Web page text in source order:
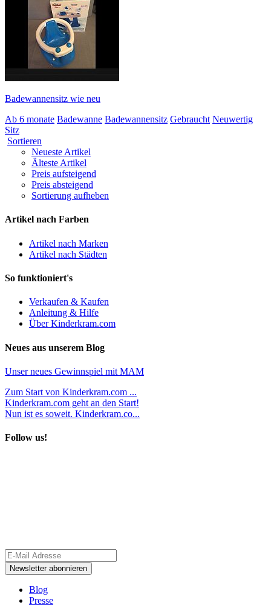
Badewannensitz wie neu
Ab 6 monate Badewanne Badewannensitz Gebraucht Neuwertig
Sitz
Sortieren
Neueste Artikel
Älteste Artikel
Preis aufsteigend
Preis absteigend
Sortierung aufheben
Artikel nach Farben
Artikel nach Marken
Artikel nach Städten
So funktioniert's
Verkaufen & Kaufen
Anleitung & Hilfe
Über Kinderkram.com
Neues aus unserem Blog
Unser neues Gewinnspiel mit MAM
Zum Start von Kinderkram.com ...
Kinderkram.com geht an den Start!
Nun ist es soweit. Kinderkram.co...
Follow us!
Blog
Presse